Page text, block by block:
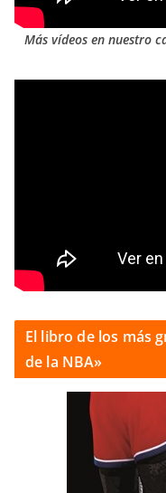
Más vídeos en nuestro
El libro de los más
de la NBA»